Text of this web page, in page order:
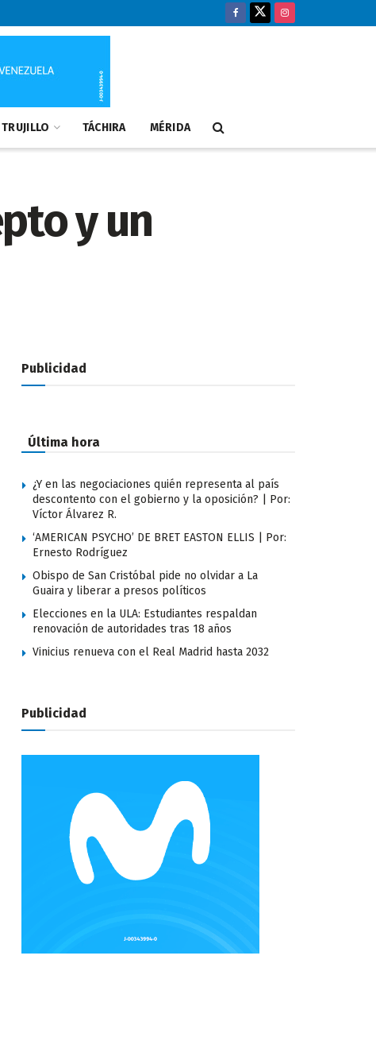
TRUJILLO TÁCHIRA MÉRIDA
y un
Publicidad
Última hora
¿Y en las negociaciones quién representa al país
descontento con el gobierno y la oposición? | Por:
Víctor Álvarez R.
‘AMERICAN PSYCHO’ DE BRET EASTON ELLIS | Por:
Ernesto Rodríguez
Obispo de San Cristóbal pide no olvidar a La
Guaira y liberar a presos políticos
Elecciones en la ULA: Estudiantes respaldan
renovación de autoridades tras 18 años
Vinicius renueva con el Real Madrid hasta 2032
Publicidad